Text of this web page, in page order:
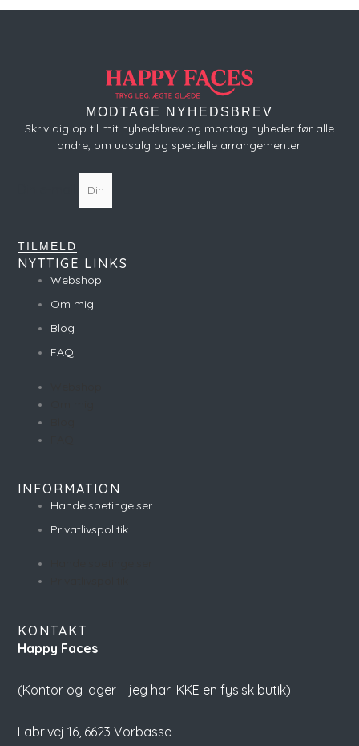
MODTAGE NYHEDSBREV
Skriv dig op til mit nyhedsbrev og modtag nyheder før alle
andre, om udsalg og specielle arrangementer.
TILMELD
NYTTIGE LINKS
Webshop
Om mig
Blog
FAQ
INFORMATION
Handelsbetingelser
Privatlivspolitik
KONTAKT
Happy Faces
(Kontor og lager – jeg har IKKE en fysisk butik)
Labrivej 16, 6623 Vorbasse